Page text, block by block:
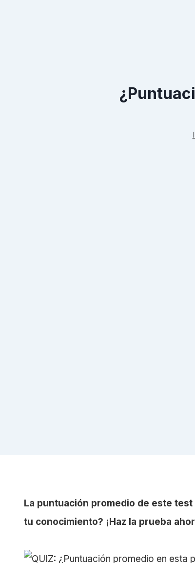
La puntuación promedio de este
tu conocimiento? ¡Haz la prueba